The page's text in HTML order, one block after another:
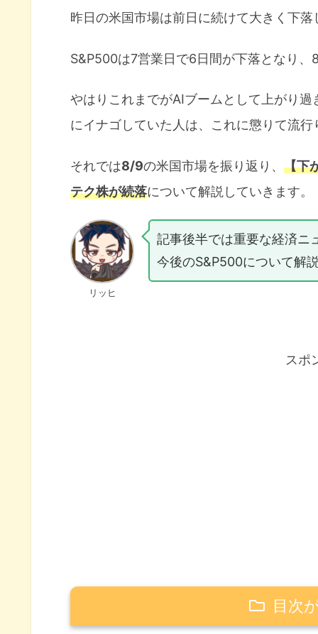
昨日の米国市場は前日に続けて大きく下落
S&P500は7営業日で6日間が下落となり
やはりこれまでがAIブームとして上がり
にイナゴしていた人は、これに懲りて流
それでは8/9の米国市場を振り返り、 【下
テク株が続落について解説していきます。
リッヒ
記事後半では重要な経済ニ
今後のS&P500について解
スポ
目次